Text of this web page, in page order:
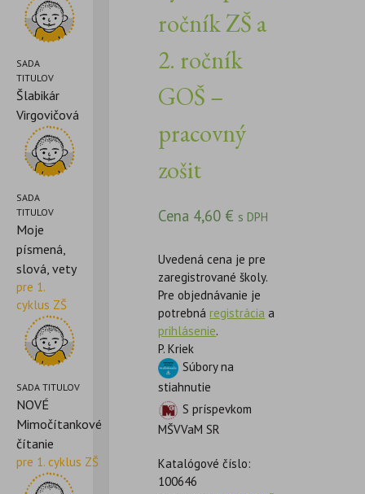
SADA
TITULOV
Šlabikár
Virgovičová
SADA
TITULOV
Moje
písmená,
slová, vety
pre 1.
cyklus ZŠ
SADA TITULOV
NOVÉ
Mimočítankové
čítanie
pre 1. cyklus ZŠ
ročník ZŠ a
2. ročník
GOŠ –
pracovný
zošit
Cena 4,60 € s DPH
Uvedená cena je pre
zaregistrované školy.
Pre objednávanie je
potrebnáregistrácia a
prihlásenie.
P. Kriek
Súbory na
stiahnutie
S príspevkom
MŠVVaM SR
Katalógové číslo:
100646